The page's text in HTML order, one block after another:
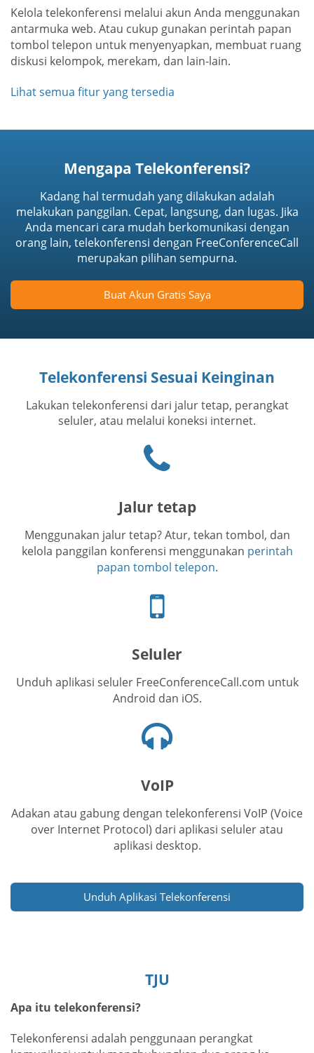
Kelola telekonferensi melalui akun Anda menggunakan
antarmuka web. Atau cukup gunakan perintah papan
tombol telepon untuk menyenyapkan, membuat ruang
diskusi kelompok, merekam, dan lain-lain.
Lihat semua fitur yang tersedia
Mengapa Telekonferensi?
Kadang hal termudah yang dilakukan adalah
melakukan panggilan. Cepat, langsung, dan lugas. Jika
Anda mencari cara mudah berkomunikasi dengan
orang lain, telekonferensi dengan FreeConferenceCall
merupakan pilihan sempurna.
Buat Akun Gratis Saya
Telekonferensi Sesuai Keinginan
Lakukan telekonferensi dari jalur tetap, perangkat
seluler, atau melalui koneksi internet.
telepon
Jalur tetap
Menggunakan jalur tetap? Atur, tekan tombol, dan
kelola panggilan konferensi menggunakan perintah
papan tombol telepon.
Ikon
telepon
Seluler
Unduh aplikasi seluler FreeConferenceCall.com untuk
Android dan iOS.
headset
VoIP
Adakan atau gabung dengan telekonferensi VoIP (Voice
over Internet Protocol) dari aplikasi seluler atau
aplikasi desktop.
Unduh Aplikasi Telekonferensi
TJU
Apa itu telekonferensi?
Telekonferensi adalah penggunaan perangkat